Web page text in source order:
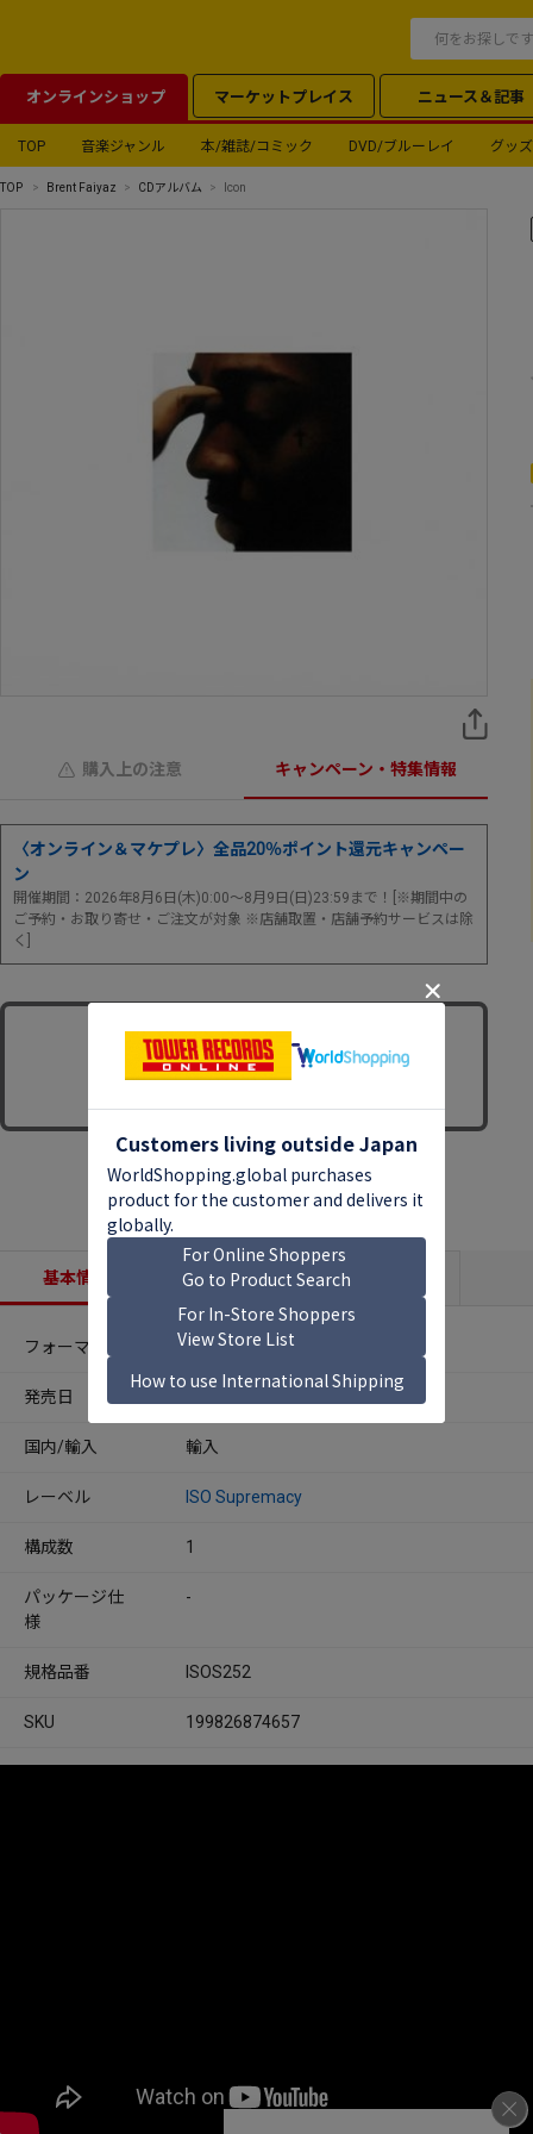
オンラインショップ マーケットプレイス ニュース＆記事
TOP 音楽ジャンル 本/雑誌/コミック DVD/ブルーレイ グッズ
TOP Brent Faiyaz CDアルバム Icon
購入上の注意 キャンペーン・特集情報
〈オンライン＆マケプレ〉全品20％ポイント還元キャンペー
ン
開催期間：2026年8月6日(木)0:00～8月9日(日)23:59まで！[※期間中の
ご予約・お取り寄せ・ご注文が対象 ※店舗取置・店舗予約サービスは除
く]
基本情報 収録内容
フォーマット CDアルバム
発売日
国内/輸入 輸入
レーベル ISO Supremacy
構成数 1
パッケージ仕
様
-
規格品番 ISOS252
SKU 199826874657